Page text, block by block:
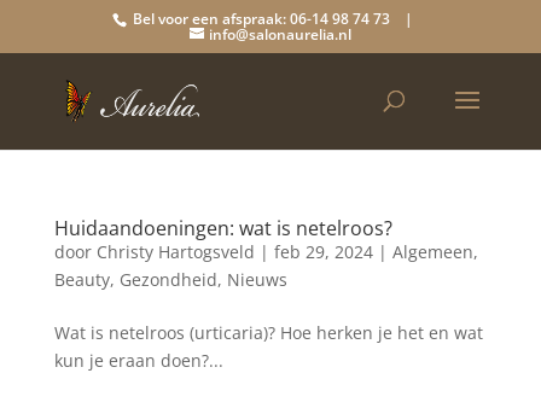
Bel voor een afspraak: 06-14 98 74 73 |
info@salonaurelia.nl
Huidaandoeningen: wat is netelroos?
door Christy Hartogsveld | feb 29, 2024| Algemeen,
Beauty, Gezondheid, Nieuws
Wat is netelroos (urticaria)? Hoe herken je het en wat
kun je eraan doen?...